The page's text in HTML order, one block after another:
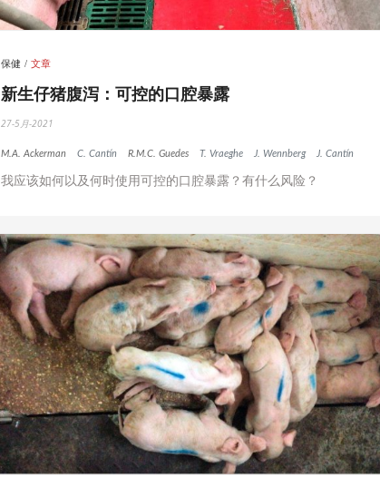
保健 文章
新生仔猪腹泻：可控的口腔暴露
27-5月-2021
M.A. Ackerman C. Cantín R.M.C. Guedes T. Vraeghe J. Wennberg J. Cantín
我应该如何以及何时使用可控的口腔暴露？有什么风险？